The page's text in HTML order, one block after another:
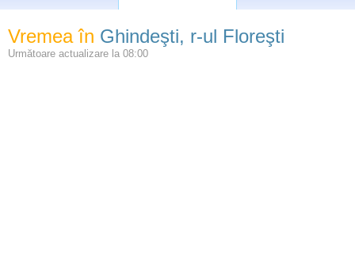
Vremea în Ghindeşti, r-ul Floreşti
Următoare actualizare la 08:00